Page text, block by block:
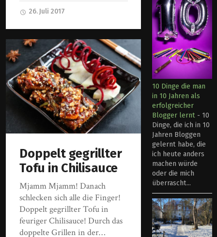
26. Juli 2017
Doppelt gegrillter
Tofu in Chilisauce
Mjamm Mjamm! Danach
schlecken sich alle die Finger!
Doppelt gegrillter Tofu in
feuriger Chilisauce! Durch das
doppelte Grillen in der…
10 Dinge die man
in 10 Jahren als
erfolgreicher
Blogger lernt - 10
Dinge, die ich in 10
Jahren Bloggen
gelernt habe, die
ich heute anders
machen würde
oder die mich
überrascht...